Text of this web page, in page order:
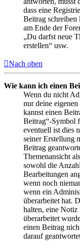
dass eine
Beitrag
am Ende der
„Du darfst neue
erstellen“ usw.
Nach oben
Wie kann ich einen
Wenn du nicht
nur deine
kannst einen
Beitrag“-Symbol
eventuell ist dies
seiner Erstellung
Beitrag
Themenansicht
sowohl die
Bearbeitungen
wenn noch
wenn ein
überarbeitet hat.
halten, eine Notiz
überarbeitet
einen Beitrag
darauf